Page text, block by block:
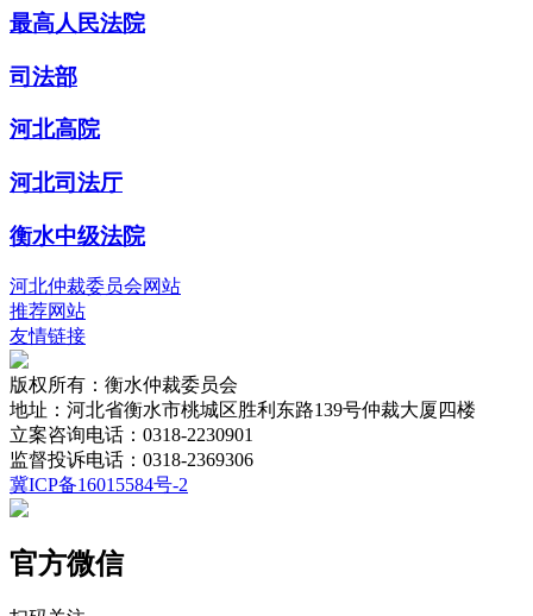
最高人民法院
司法部
河北高院
河北司法厅
衡水中级法院
河北仲裁委员会网站
推荐网站
友情链接
版权所有：衡水仲裁委员会
地址：河北省衡水市桃城区胜利东路139号仲裁大厦四楼
立案咨询电话：0318-2230901
监督投诉电话：0318-2369306
冀ICP备16015584号-2
官方微信